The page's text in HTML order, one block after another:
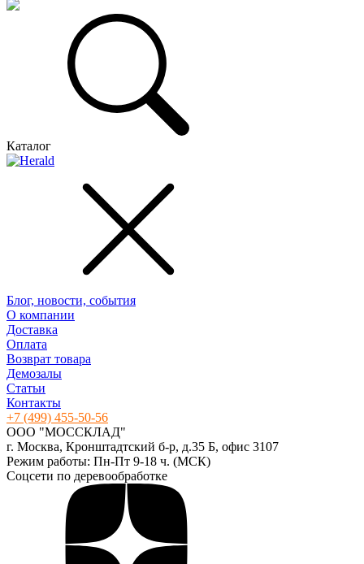
Каталог
Блог, новости, события
О компании
Доставка
Оплата
Возврат товара
Демозалы
Статьи
Контакты
+7 (499) 455-50-56
ООО "МОССКЛАД"
г. Москва, Кронштадтский б-р, д.35 Б, офис 3107
Режим работы: Пн-Пт 9-18 ч. (МСК)
Соцсети по деревообработке